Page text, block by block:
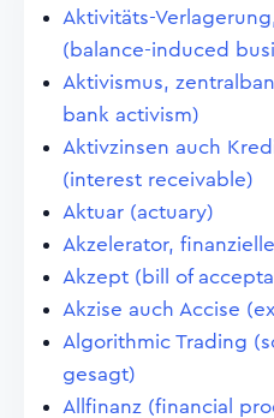
Aktivitäts-
(balance-induced
Aktivismus,
bank activism)
Aktivzinsen auch
(interest receivable)
Aktuar (actuary)
Akzelerator,
Akzept (bill of
Akzise auch Accise
Algorithmic Trading
gesagt)
Allfinanz (financial